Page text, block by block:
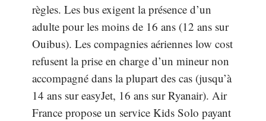
règles. Les bus exigent la présence d’un
adulte pour les moins de 16 ans (12 ans sur
Ouibus). Les compagnies aériennes low cost
refusent la prise en charge d’un mineur non
accompagné dans la plupart des cas (jusqu’à
14 ans sur easyJet, 16 ans sur Ryanair). Air
France propose un service Kids Solo payant